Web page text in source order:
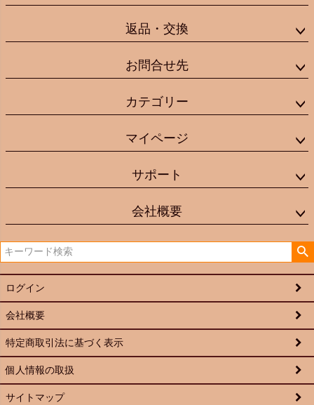
返品・交換
お問合せ先
カテゴリー
マイページ
サポート
会社概要
ログイン
会社概要
特定商取引法に基づく表示
個人情報の取扱
サイトマップ